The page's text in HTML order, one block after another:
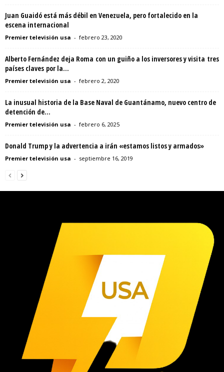
Juan Guaidó está más débil en Venezuela, pero fortalecido en la
escena internacional
Premier televisión usa - febrero 23, 2020
Alberto Fernández deja Roma con un guiño a los inversores y visita tres
países claves por la...
Premier televisión usa - febrero 2, 2020
La inusual historia de la Base Naval de Guantánamo, nuevo centro de
detención de...
Premier televisión usa - febrero 6, 2025
Donald Trump y la advertencia a irán «estamos listos y armados»
Premier televisión usa - septiembre 16, 2019